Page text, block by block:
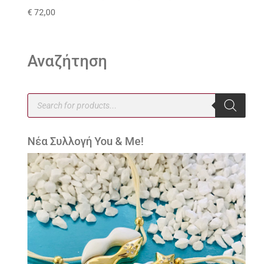
€ 72,00
Αναζήτηση
Products
search
Νέα Συλλογή You & Me!